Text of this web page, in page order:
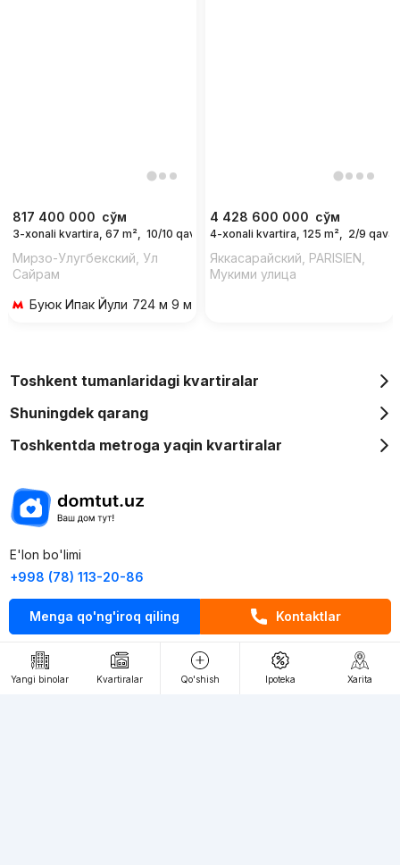
Menga qo'ng'iroq qiling Kontaktlar
817 400 000 сўм
3-xonali kvartira, 67 m², 10/10 qavat
Мирзо-Улугбекский, Ул
Сайрам
Буюк Ипак Йули 724 м 9 мин piyoda
4 428 600 000 сўм
4-xonali kvartira, 125 m², 2/9 qavat
Яккасарайский, PARISIEN,
Мукими улица
Yangi binolar Kvartiralar Qo'shish Ipoteka Xarita
Toshkent tumanlaridagi kvartiralar
Shuningdek qarang
Toshkentda metroga yaqin kvartiralar
E'lon bo'limi
+998 (78) 113-20-86
+998 (93) 390-30-10
Пн-Пт. С 9:30 до 18:00
RU UZ